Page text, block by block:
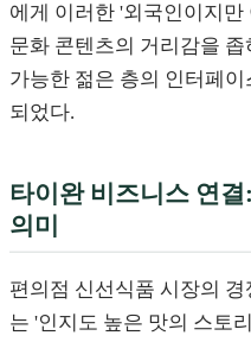
에게 이러한 '외국인이지
문화 콘텐츠의 거리감을
가능한 젊은 층의 인터페
되었다.
타이완 비즈니스 연
의미
편의점 신선식품 시장의
는 '인지도 높은 맛의 스토